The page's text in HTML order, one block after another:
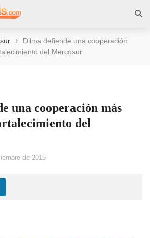
›
Dilma defiende una cooperación
del Mercosur
una cooperación más
del
de 2015